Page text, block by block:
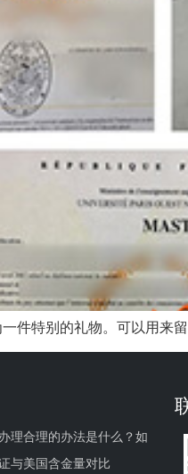
件特别的礼物。可以用来
理合理的办法是什么？如
与美国含金量对比